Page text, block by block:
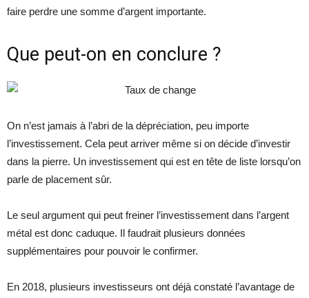
faire perdre une somme d’argent importante.
Que peut-on en conclure ?
On n’est jamais à l’abri de la dépréciation, peu importe
l’investissement. Cela peut arriver même si on décide d’investir
dans la pierre. Un investissement qui est en tête de liste lorsqu’on
parle de placement sûr.
Le seul argument qui peut freiner l’investissement dans l’argent
métal est donc caduque. Il faudrait plusieurs données
supplémentaires pour pouvoir le confirmer.
En 2018, plusieurs investisseurs ont déjà constaté l’avantage de